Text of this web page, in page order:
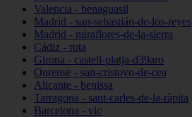
Valencia - benaguasil
Madrid - san-sebastián-de-los-reyes
Madrid - miraflores-de-la-sierra
Cádiz - rota
Girona - castell-platja-d39aro
Ourense - san-cristovo-de-cea
Alicante - benissa
Tarragona - sant-carles-de-la-ràpita
Barcelona - vic